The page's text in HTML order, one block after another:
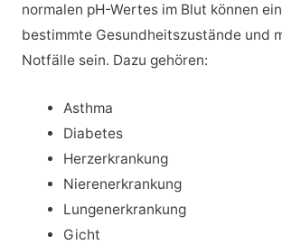
normalen pH-Wertes im Blut können
bestimmte Gesundheitszustände und
Notfälle sein. Dazu gehören:
Asthma
Diabetes
Herzerkrankung
Nierenerkrankung
Lungenerkrankung
Gicht